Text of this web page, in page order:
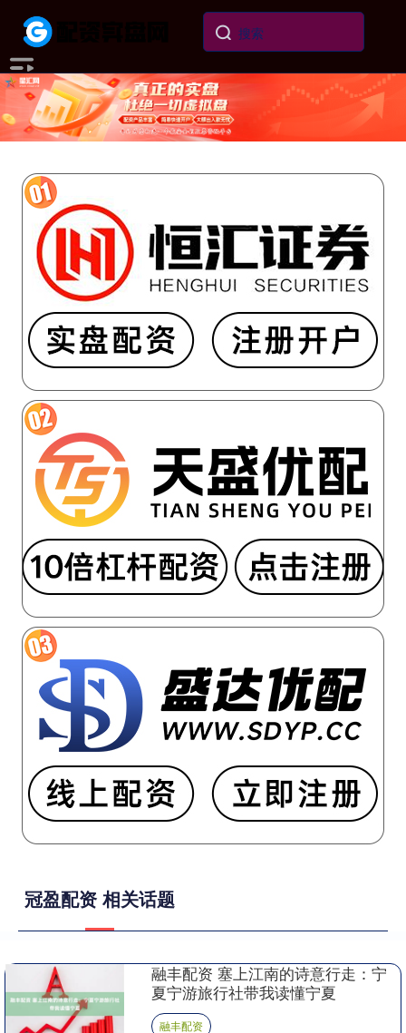
冠盈配资 相关话题
融丰配资 塞上江南的诗意行走：宁
夏宁游旅行社带我读懂宁夏
融丰配资